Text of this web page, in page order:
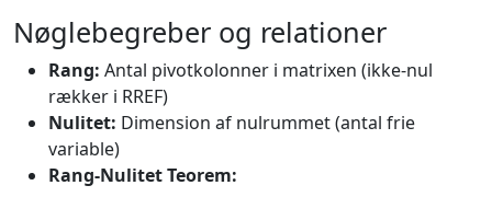
Nøglebegreber og relationer
Rang: Antal pivotkolonner i matrixen (ikke-nul
rækker i RREF)
Nulitet: Dimension af nulrummet (antal frie
variable)
Rang-Nulitet Teorem: